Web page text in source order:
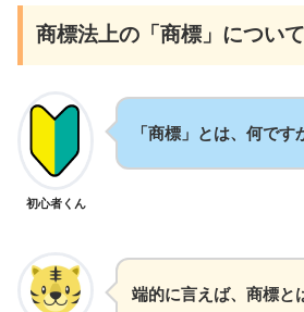
商標法上の「商標」につい
初心者くん
「商標」とは、何です
端的に言えば、商標と